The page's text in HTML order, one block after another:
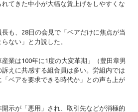
てきた中小が大幅な賃上げをしやすくな
も、28日の会見で「ベアだけに焦点が当
ない」と力説した。
業は100年に1度の大変革期」（豊田章男
えに共感する組合員は多い。労組内では
ベアを要求できる時代か」との声も上が
示が「悪用」され、取引先などが消極的